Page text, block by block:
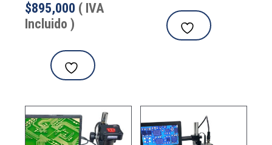
$895,000 ( IVA
Incluido )